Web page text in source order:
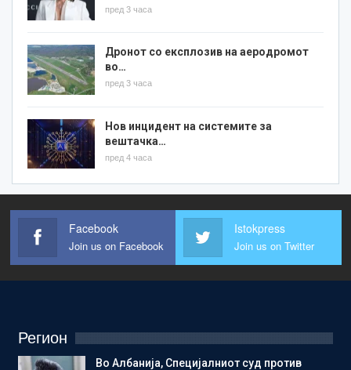
пред 3 часа
Дронот со експлозив на аеродромот
во…
пред 3 часа
Нов инцидент на системите за
вештачка…
пред 4 часа
Facebook
Join us on Facebook
Istokpress
Join us on Twitter
Регион
Во Албанија, Специјалниот суд против